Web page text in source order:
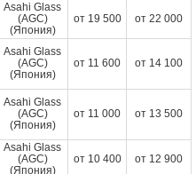
Asahi Glass
(AGC)
(Япония)
от 19 500 от 22 000
Asahi Glass
(AGC)
(Япония)
от 11 600 от 14 100
Asahi Glass
(AGC)
(Япония)
от 11 000 от 13 500
Asahi Glass
(AGC)
(Япония)
от 10 400 от 12 900